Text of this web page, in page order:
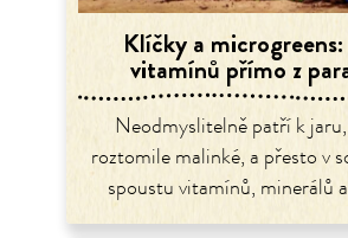
Klíčky a
vitamínů přímo z
Neodmyslitelně patří k
roztomile malinké, a přesto v
spoustu vitamínů, minerálů